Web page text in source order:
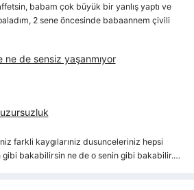
babam çok büyük bir yanlış yaptı ve
2 sene öncesinde babaannem çivili
ne de sensiz yaşanmıyor
farkli kaygılarıniz dusunceleriniz hepsi
gibi bakabilirsin ne de o senin gibi bakabilir.…